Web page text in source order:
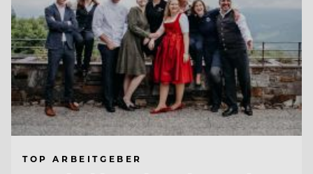
TOP ARBEITGEBER